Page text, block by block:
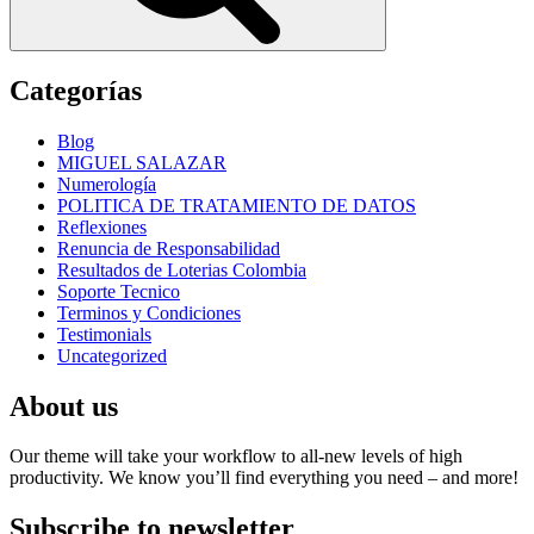
Categorías
Blog
MIGUEL SALAZAR
Numerología
POLITICA DE TRATAMIENTO DE DATOS
Reflexiones
Renuncia de Responsabilidad
Resultados de Loterias Colombia
Soporte Tecnico
Terminos y Condiciones
Testimonials
Uncategorized
About us
Our theme will take your workflow to all-new levels of high
productivity. We know you’ll find everything you need – and more!